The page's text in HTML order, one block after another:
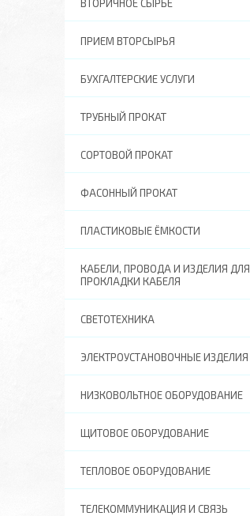
ВТОРИЧНОЕ СЫРЬЕ
ПРИЕМ ВТОРСЫРЬЯ
БУХГАЛТЕРСКИЕ УСЛУГИ
ТРУБНЫЙ ПРОКАТ
СОРТОВОЙ ПРОКАТ
ФАСОННЫЙ ПРОКАТ
ПЛАСТИКОВЫЕ ЁМКОСТИ
КАБЕЛИ, ПРОВОДА И ИЗДЕЛИЯ ДЛЯ
ПРОКЛАДКИ КАБЕЛЯ
СВЕТОТЕХНИКА
ЭЛЕКТРОУСТАНОВОЧНЫЕ ИЗДЕЛИЯ
НИЗКОВОЛЬТНОЕ ОБОРУДОВАНИЕ
ЩИТОВОЕ ОБОРУДОВАНИЕ
ТЕПЛОВОЕ ОБОРУДОВАНИЕ
ТЕЛЕКОММУНИКАЦИЯ И СВЯЗЬ